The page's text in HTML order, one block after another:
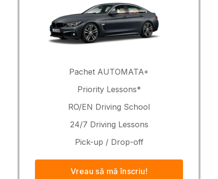
Pachet AUTOMATA+
Priority Lessons*
RO/EN Driving School
24/7 Driving Lessons
Pick-up / Drop-off
Vreau să mă înscriu!